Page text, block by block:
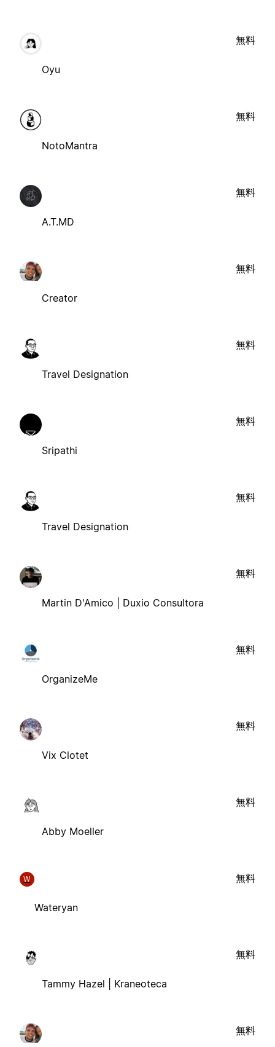
Oyu
無料
NotoMantra
無料
A.T.MD
無料
Creator
無料
Travel Designation
無料
Sripathi
無料
Travel Designation
無料
Martin D'Amico | Duxio Consultora
無料
OrganizeMe
無料
Vix Clotet
無料
Abby Moeller
無料
W
Wateryan
無料
Tammy Hazel | Kraneoteca
無料
無料